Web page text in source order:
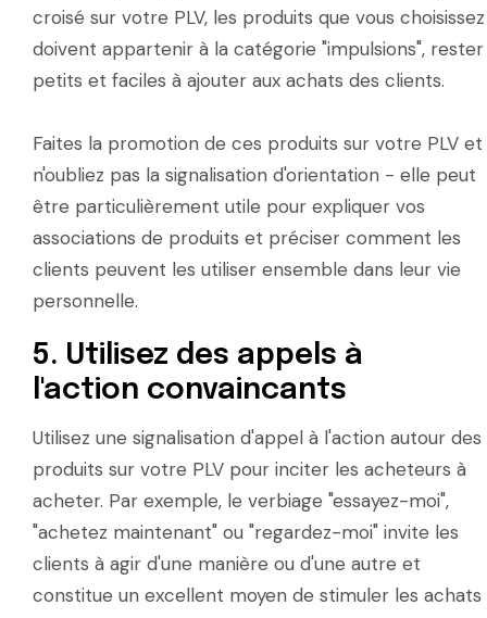
croisé sur votre PLV, les produits que vous choisissez
doivent appartenir à la catégorie "impulsions", rester
petits et faciles à ajouter aux achats des clients.
Faites la promotion de ces produits sur votre PLV et
n'oubliez pas la signalisation d'orientation - elle peut
être particulièrement utile pour expliquer vos
associations de produits et préciser comment les
clients peuvent les utiliser ensemble dans leur vie
personnelle.
5. Utilisez des appels à
l'action convaincants
Utilisez une signalisation d'appel à l'action autour des
produits sur votre PLV pour inciter les acheteurs à
acheter. Par exemple, le verbiage "essayez-moi",
"achetez maintenant" ou "regardez-moi" invite les
clients à agir d'une manière ou d'une autre et
constitue un excellent moyen de stimuler les achats